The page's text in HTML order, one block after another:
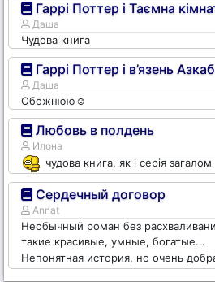
Гаррі Поттер і Таємна
Даша
Чудова книга
Гаррі Поттер і в’язень
Даша
Обожнюю☺️
Любовь в полдень
Илона
чудова книга, як і серія загалом
Сердечный договор
Annat
Необычный роман без
такие красивые, умные, богатые...
Непонятная история, но очень